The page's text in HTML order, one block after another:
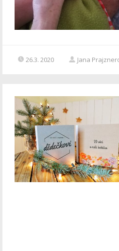
26.3. 2020 Jana